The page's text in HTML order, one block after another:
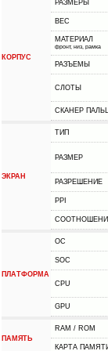
КОРПУС
РАЗМЕРЫ
ВЕС
МАТЕРИАЛ
фронт, низ, рамка
РАЗЪЕМЫ
СЛОТЫ
СКАНЕР
ЭКРАН
ТИП
РАЗМЕР
РАЗРЕШЕНИЕ
PPI
ПЛАТФОРМА
ОС
SOC
CPU
GPU
ПАМЯТЬ
RAM / ROM
КАРТА